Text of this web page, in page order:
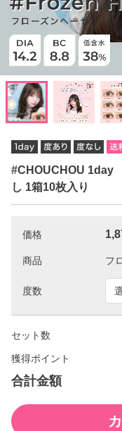
#CHOUCHOU 1day
し 1箱10枚入り
価格
商品
度数
セット数
獲得ポイント
合計金額